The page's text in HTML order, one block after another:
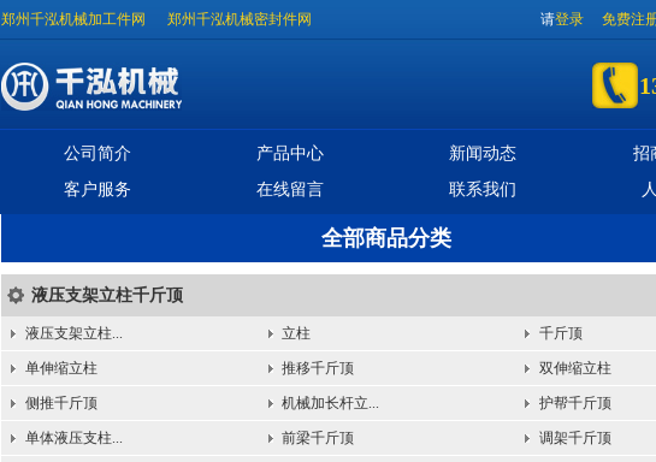
请登录 免费注
郑州千泓机械加工件网 郑州千泓机械密封件网
公司简介 产品中心 新闻动态
招
客户服务
在线留言 联系我们
全部商品分类
液压支架立柱千斤顶
液压支架立柱... 立柱 千斤顶
单伸缩立柱 推移千斤顶 双伸缩立柱
侧推千斤顶 机械加长杆立... 护帮千斤顶
单体液压支柱... 前梁千斤顶 调架千斤顶